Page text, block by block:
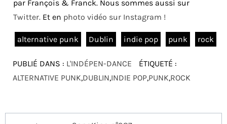
par François & Franck. Nous sommes aussi sur
Twitter. Et en photo vidéo sur Instagram !
alternative punk Dublin indie pop punk rock
PUBLIÉ DANS : L'INDÉPEN-DANCE
ÉTIQUETÉ :
ALTERNATIVE PUNK,DUBLIN,INDIE POP,PUNK,ROCK